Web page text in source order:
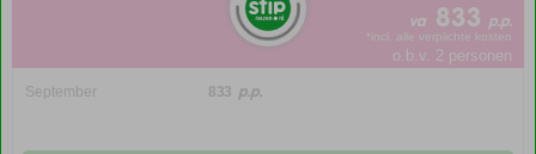
va 833 p.p.
*incl. alle verplichte kosten
o.b.v. 2 personen
September 833 p.p.